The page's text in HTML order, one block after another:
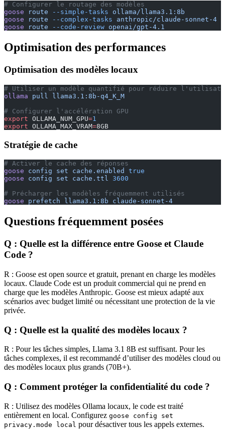
# Configurer le routage des modèles
goose route --simple-tasks ollama/llama3.1:8b
goose route --complex-tasks anthropic/claude-sonnet-4
goose route --code-review openai/gpt-4.1
Optimisation des performances
Optimisation des modèles locaux
# Utiliser un modèle quantifié pour réduire
ollama pull
llama3.1:8b-q4_K_M
# Configurer l'accélération GPU
export OLLAMA_NUM_GPU=1
export OLLAMA_MAX_VRAM=8GB
Stratégie de cache
# Activer le cache des réponses
goose config set cache.enabled
true
goose config set cache.ttl 3600
# Précharger les modèles fréquemment utilisés
goose prefetch llama3.1:8b claude-sonnet-4
Questions fréquemment posées
Q : Quelle est la différence entre Goose et Claude
Code ?
R : Goose est open source et gratuit, prenant en charge les modèles
locaux. Claude Code est un produit commercial qui ne prend en
charge que les modèles Anthropic. Goose est mieux adapté aux
scénarios avec budget limité ou nécessitant une protection de la vie
privée.
Q : Quelle est la qualité des modèles locaux ?
R : Pour les tâches simples, Llama 3.1 8B est suffisant. Pour les
tâches complexes, il est recommandé d’utiliser des modèles cloud ou
des modèles locaux plus grands (70B+).
Q : Comment protéger la confidentialité du code ?
R : Utilisez des modèles Ollama locaux, le code est traité
entièrement en local. Configurez goose config set
privacy.mode local pour désactiver tous les appels externes.